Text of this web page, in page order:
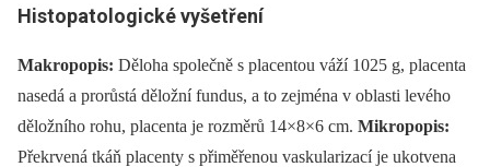
Histopatologické vyšetření
Makropopis: Děloha společně s placentou váží 1025 g, placenta
nasedá a prorůstá děložní fundus, a to zejména v oblasti levého
děložního rohu, placenta je rozměrů 14×8×6 cm. Mikropopis:
Překrvená tkáň placenty s přiměřenou vaskularizací je ukotvena